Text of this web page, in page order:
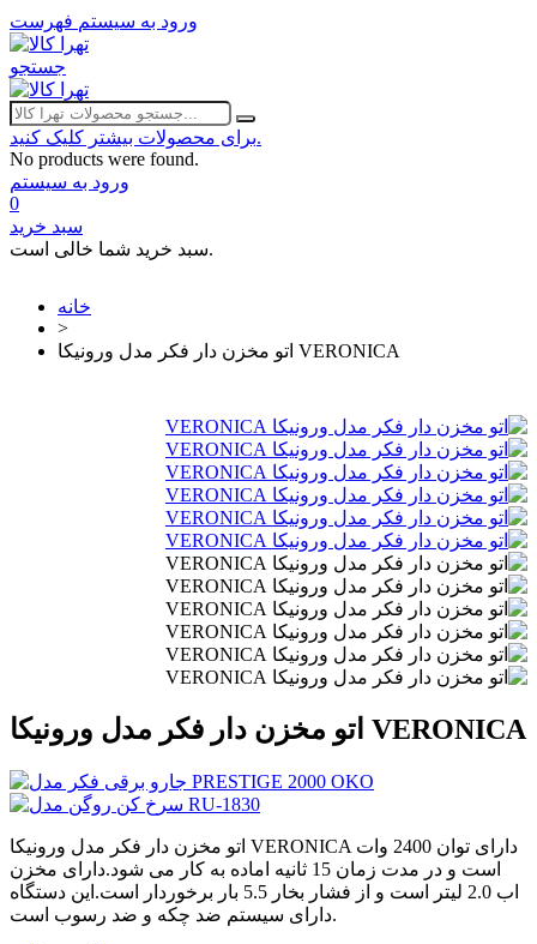
ورود به سیستم فهرست
جستجو
برای محصولات بیشتر کلیک کنید.
No products were found.
ورود به سیستم
0
سبد خرید
سبد خرید شما خالی است.
خانه
>
اتو مخزن دار فکر مدل ورونیکا VERONICA
اتو مخزن دار فکر مدل ورونیکا VERONICA
اتو مخزن دار فکر مدل ورونیکا VERONICA دارای توان 2400 وات
است و در مدت زمان 15 ثانیه اماده به کار می شود.دارای مخزن
اب 2.0 لیتر است و از فشار بخار 5.5 بار برخوردار است.این دستگاه
دارای سیستم ضد چکه و ضد رسوب است.